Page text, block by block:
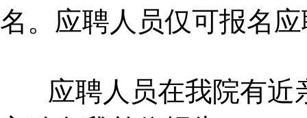
名。应聘人员仅可报名
应聘人员在我院有近